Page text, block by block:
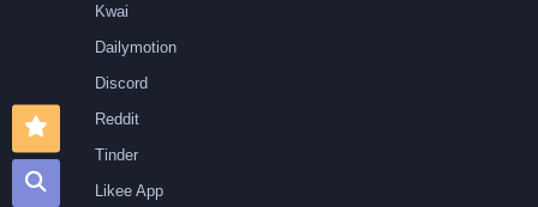
Kwai
Dailymotion
Discord
Reddit
Tinder
Likee App